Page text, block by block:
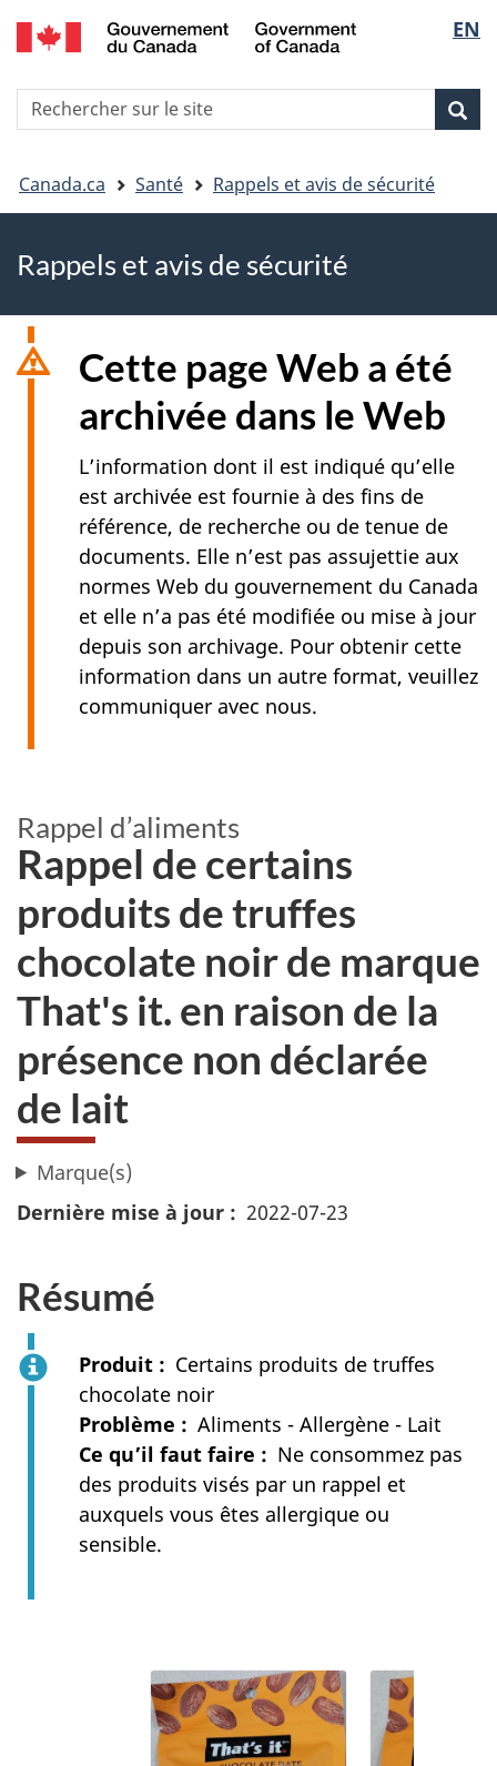
Skip
to
Skip
to
Passer
à
HTML
de
la
EN
Recherche
Vous
êtes
ici
Canada.ca Santé Rappels et avis de sécurité
Rappels et avis de sécurité
Cette page Web a été
archivée dans le Web
L’information dont il est indiqué qu’elle
est archivée est fournie à des fins de
référence, de recherche ou de tenue de
documents. Elle n’est pas assujettie aux
normes Web du gouvernement du Canada
et elle n’a pas été modifiée ou mise à jour
depuis son archivage. Pour obtenir cette
information dans un autre format, veuillez
communiquer avec nous.
Rappel d’aliments
Rappel de certains
produits de truffes
chocolate noir de marque
That's it. en raison de la
présence non déclarée
de lait
Marque(s)
Dernière mise à jour
2022-07-23
Résumé
Produit
Certains produits de truffes
chocolate noir
Problème
Aliments - Allergène - Lait
Ce qu’il faut faire
Ne consommez pas
des produits visés par un rappel et
auxquels vous êtes allergique ou
sensible.